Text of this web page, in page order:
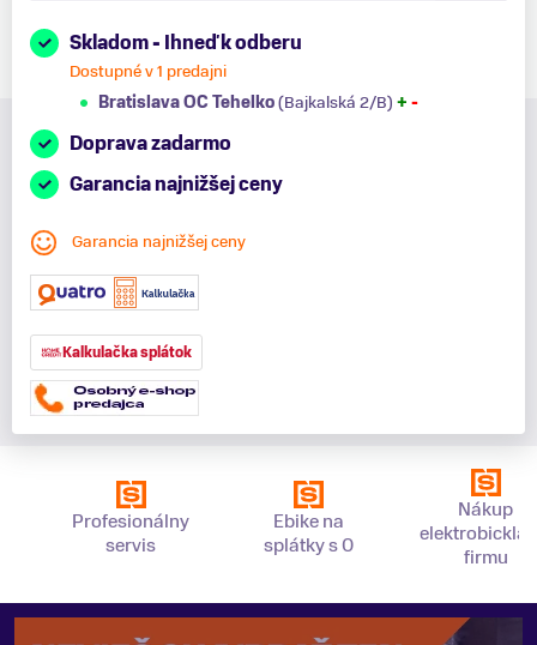
Skladom - Ihneď k odberu
Dostupné v 1 predajni
Bratislava OC Tehelko(Bajkalská 2/B) + -
Doprava zadarmo
Garancia najnižšej ceny
Garancia najnižšej ceny
Kalkulačka splátok
Profesionálny
servis
Ebike na
splátky s 0
Nákup
elektrobickla
firmu